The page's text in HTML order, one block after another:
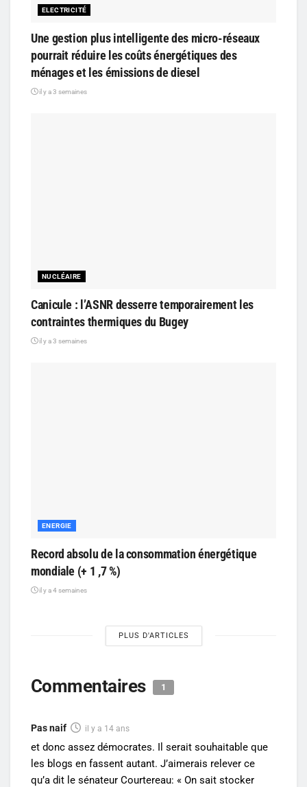
ELECTRICITÉ
Une gestion plus intelligente des micro-réseaux
pourrait réduire les coûts énergétiques des
ménages et les émissions de diesel
il y a 3 semaines
NUCLÉAIRE
Canicule : l’ASNR desserre temporairement les
contraintes thermiques du Bugey
il y a 3 semaines
ENERGIE
Record absolu de la consommation énergétique
mondiale (+ 1 ,7 %)
il y a 4 semaines
PLUS D'ARTICLES
Commentaires 1
Pas naif il y a 14 ans
et donc assez démocrates. Il serait souhaitable que
les blogs en fassent autant. J’aimerais relever ce
qu’a dit le sénateur Courtereau: « On sait stocker